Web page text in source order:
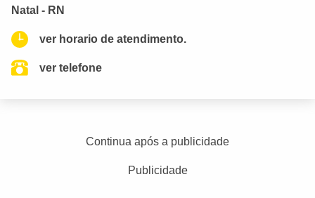
Natal - RN
ver horario de atendimento.
ver telefone
Continua após a publicidade
Publicidade